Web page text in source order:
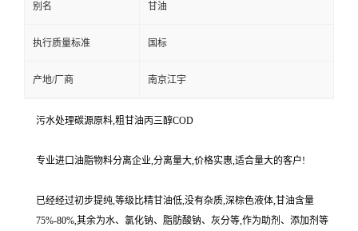
别名 甘油
执行质量标准 国标
产地/厂商 南京江宇
污水处理碳源原料,粗甘油丙三醇COD
专业进口油脂物料分离企业,分离量大,价格实惠,适合量大的客户!
已经经过初步提纯,等级比精甘油低,没有杂质,深棕色液体,甘油含量
75%-80%,其余为水、氯化钠、脂肪酸钠、灰分等,作为助剂、添加剂等